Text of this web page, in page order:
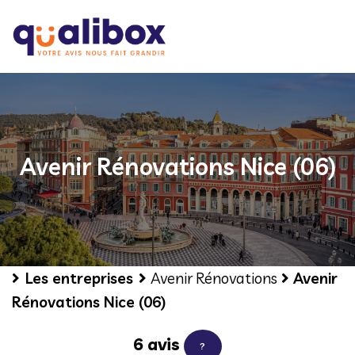
Avenir Rénovations Nice (06)
Les entreprises Avenir Rénovations
Avenir
Rénovations Nice (06)
6 avis ?